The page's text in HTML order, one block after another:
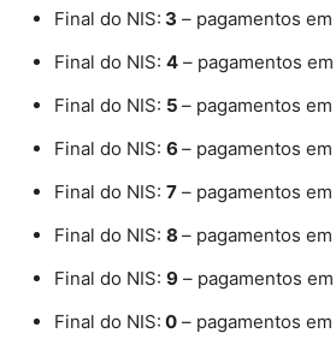
Final do NIS: 3 – pagamentos em
Final do NIS: 4 – pagamentos em
Final do NIS: 5 – pagamentos em
Final do NIS: 6 – pagamentos em
Final do NIS: 7 – pagamentos em
Final do NIS: 8 – pagamentos em
Final do NIS: 9 – pagamentos em
Final do NIS: 0 – pagamentos em